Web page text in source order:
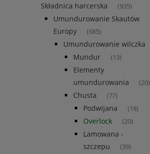
Składnica harcerska (935)
Umundurowanie Skautów
Europy
(685)
Umundurowanie wilczka
Mundur (13)
Elementy
umundurowania
(20)
Chusta (77)
Podwijana (18)
Overlock (20)
Lamowana -
szczepu
(39)